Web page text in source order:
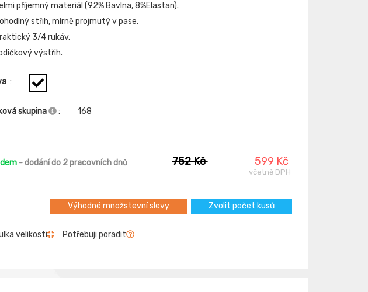
příjemný materiál (92% Bavlna, 8%Elastan).
střih, mírně projmutý v pase.
3/4 rukáv.
výstřih.
:
skupina : 168
- dodání do 2 pracovních dnů 752 Kč 599 Kč
včetně DPH
Výhodné množstevní slevy Zvolit počet kusů
velikosti Potřebuji poradit